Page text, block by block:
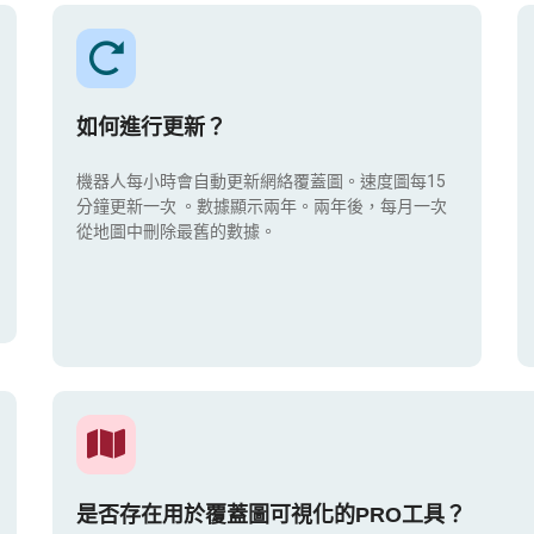
如何進行更新？
機器人每小時會自動更新網絡覆蓋圖。速度圖每15
分鐘更新一次 。數據顯示兩年。兩年後，每月一次
從地圖中刪除最舊的數據。
是否存在用於覆蓋圖可視化的PRO工具？